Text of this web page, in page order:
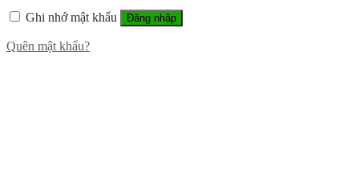
Ghi nhớ mật khẩu Đăng nhập
Quên mật khẩu?